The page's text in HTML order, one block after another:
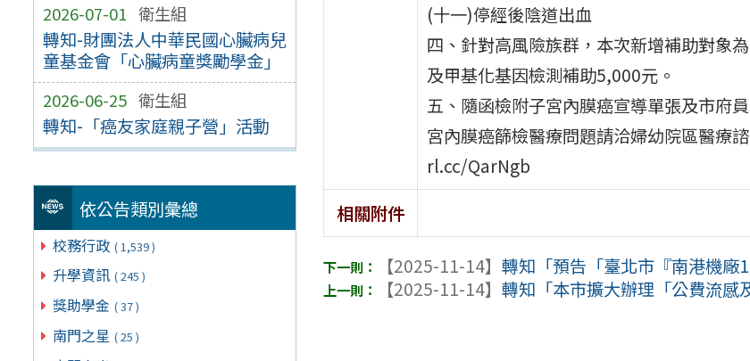
2026-07-01 衛生組
轉知-財團法人中華民國心臟病兒
童基金會「心臟病童獎勵學金」
2026-06-25 衛生組
轉知-「癌友家庭親子營」活動
依公告類別彙總
校務行政 ( 1,539 )
升學資訊 ( 245 )
獎助學金 ( 37 )
南門之星 ( 25 )
(十一)停經後陰道出血
四、針對高風險族群，本次新增補助對象
及甲基化基因檢測補助5,000元。
五、隨函檢附子宮內膜癌宣導單張及市府
宮內膜癌篩檢醫療問題請洽婦幼院區醫
rl.cc/QarNgb
相關附件
【2025-11-14】轉知「預告「臺北市『南港機廠
【2025-11-14】轉知「本市擴大辦理「公費流感